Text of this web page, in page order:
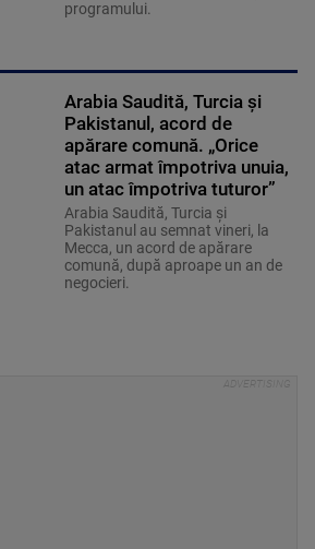
programului.
Arabia Saudită, Turcia și
Pakistanul, acord de
apărare comună. „Orice
atac armat împotriva unuia,
un atac împotriva tuturor”
Arabia Saudită, Turcia și
Pakistanul au semnat vineri, la
Mecca, un acord de apărare
comună, după aproape un an de
negocieri.